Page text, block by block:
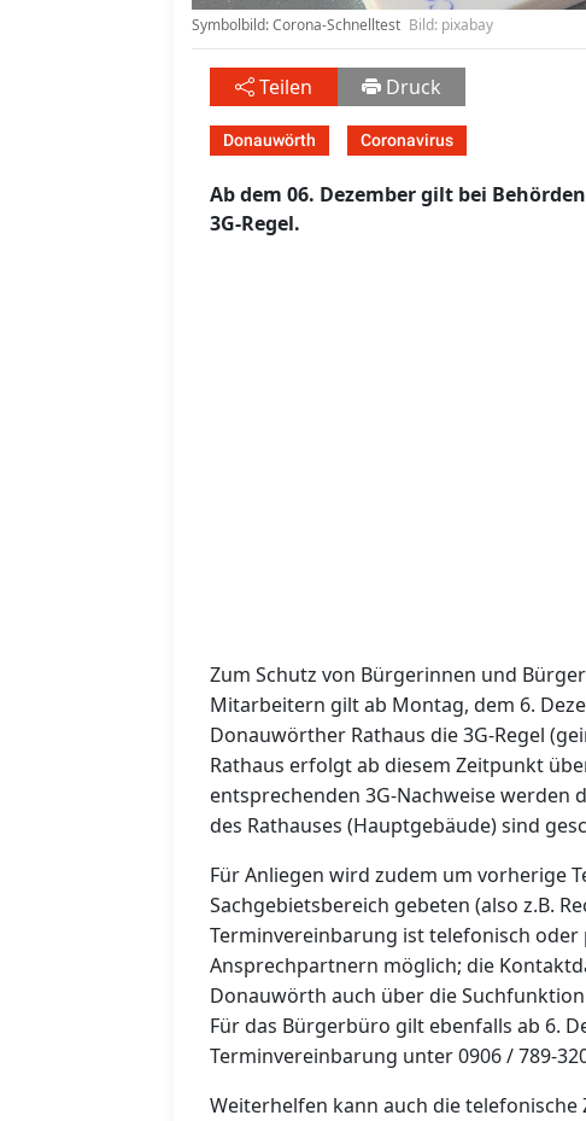
Symbolbild: Corona-Schnelltest Bild: pixabay
Teilen Druck
Donauwörth Coronavirus
Ab dem 06. Dezember gilt bei
3G-Regel.
Zum Schutz von Bürgerinnen und
Mitarbeitern gilt ab Montag, dem 6.
Donauwörther Rathaus die 3G-Regel
Rathaus erfolgt ab diesem Zeitpunkt
entsprechenden 3G-Nachweise
des Rathauses (Hauptgebäude) sind
Für Anliegen wird zudem um vorherige
Sachgebietsbereich gebeten (also z.B.
Terminvereinbarung ist telefonisch oder
Ansprechpartnern möglich; die
Donauwörth auch über die
Für das Bürgerbüro gilt ebenfalls ab 6.
Terminvereinbarung unter 0906 / 789-
Weiterhelfen kann auch die telefonische